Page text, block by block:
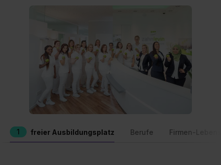
1 freier Ausbildungsplatz Berufe Firmen-